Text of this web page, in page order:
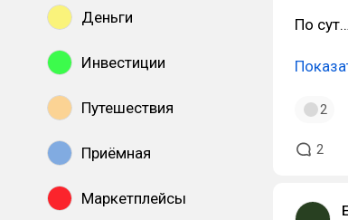
Деньги
Инвестиции
Путешествия
Приёмная
Маркетплейсы
По сут…
2
2